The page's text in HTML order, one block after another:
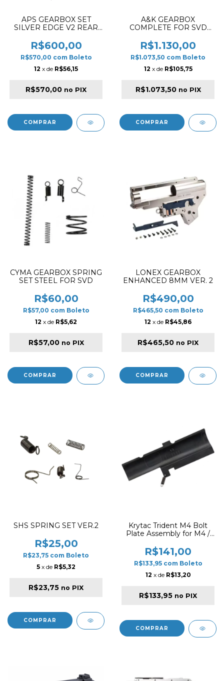
APS GEARBOX SET
SILVER EDGE V2 REAR
R$600,00
R$570,00 com Boleto
12 x de R$56,15
R$570,00 no PIX
A&K GEARBOX
COMPLETE FOR SVD
TORQUE
R$1.130,00
R$1.073,50 com Boleto
12 x de R$105,75
R$1.073,50 no PIX
CYMA GEARBOX SPRING
SET STEEL FOR SVD
R$60,00
R$57,00 com Boleto
12 x de R$5,62
R$57,00 no PIX
LONEX GEARBOX
ENHANCED 8MM VER. 2
R$490,00
R$465,50 com Boleto
12 x de R$45,86
R$465,50 no PIX
SHS SPRING SET VER.2
R$25,00
R$23,75 com Boleto
5 x de R$5,32
R$23,75 no PIX
Krytac Trident M4 Bolt
Plate Assembly for M4 /
Rifles KA001-07A
R$141,00
R$133,95 com Boleto
12 x de R$13,20
R$133,95 no PIX